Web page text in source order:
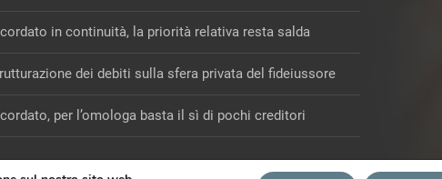
in continuità, la priorità relativa resta salda
dei debiti sulla sfera privata del fideiussore
per l’omologa basta il sì di pochi creditori